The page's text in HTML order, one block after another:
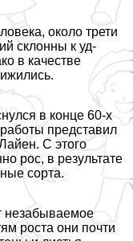
около трети
склонны к уд­
в качестве
в конце 60-х
представил
С этого
рос, в результате
сорта.
незабываемое
роста они почти